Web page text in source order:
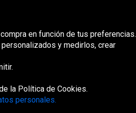
United
en función de tus preferencias.
y medirlos, crear
la Política de Cookies.
personales.